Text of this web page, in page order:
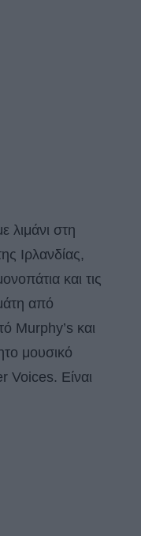
λιμάνι στη
Ιρλανδίας,
και τις
από
Murphy’s και
μουσικό
Voices. Είναι